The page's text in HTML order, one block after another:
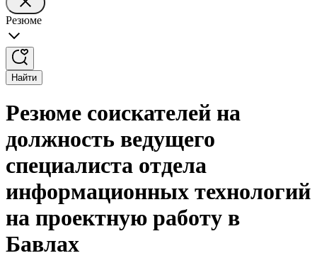
Резюме
Найти
Резюме соискателей на
должность ведущего
специалиста отдела
информационных технологий
на проектную работу в
Бавлах